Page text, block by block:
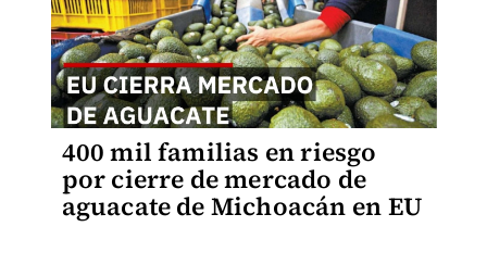
400 mil familias en riesgo
por cierre de mercado de
aguacate de Michoacán en EU